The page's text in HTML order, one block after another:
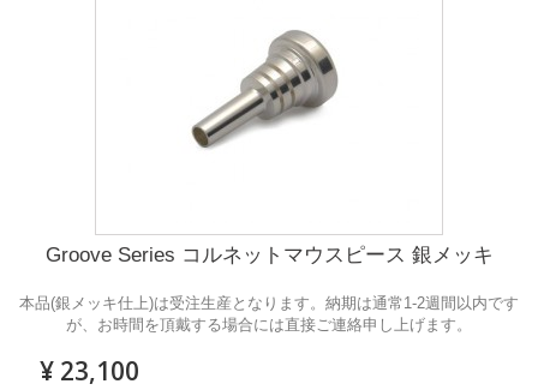
Groove Series コルネットマウスピース 銀メッキ
本品(銀メッキ仕上)は受注生産となります。納期は通常1-2週間以内です
が、お時間を頂戴する場合には直接ご連絡申し上げます。
¥ 23,100